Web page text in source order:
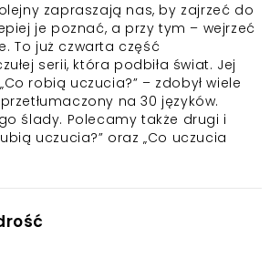
zapraszają nas, by zajrzeć do
je poznać, a przy tym – wejrzeć
To już czwarta część
serii, która podbiła świat. Jej
robią uczucia?” – zdobył wiele
na 30 języków.
ślady. Polecamy także drugi i
uczucia?” oraz „Co uczucia